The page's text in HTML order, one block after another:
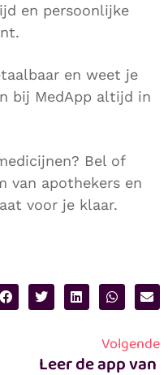
en persoonlijke
en weet je
bij MedApp altijd in
Bel of
van apothekers en
voor je klaar.
Volgende
Leer de app van